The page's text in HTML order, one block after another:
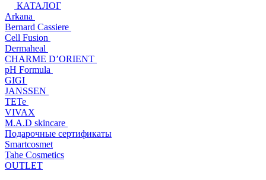
КАТАЛОГ
Arkana
Bernard Cassiere
Cell Fusion
Dermaheal
CHARME D’ORIENT
pH Formula
GIGI
JANSSEN
TETe
VIVAX
M.A.D skincare
Подарочные сертификаты
Smartcosmet
Tahe Cosmetics
OUTLET